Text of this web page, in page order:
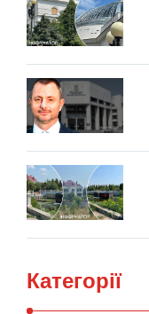
Категорії